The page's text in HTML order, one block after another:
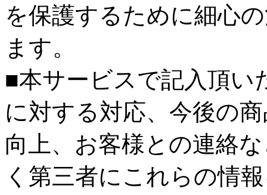
を保護するために細心
ます。
■本サービスで記入頂い
に対する対応、今後の
向上、お客様との連絡
く第三者にこれらの情